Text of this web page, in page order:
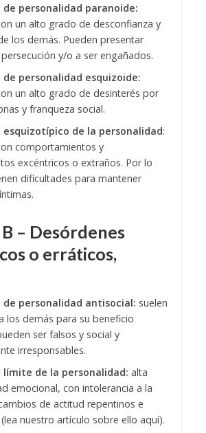
personalidad paranoide:
un alto grado de desconfianza y
los demás. Pueden presentar
y/o a ser engañados.
personalidad esquizoide:
un alto grado de desinterés por
y franqueza social.
de la personalidad:
comportamientos y
excéntricos o extraños. Por lo
dificultades para mantener
– Desórdenes
o erráticos,
personalidad antisocial: suelen
los demás para su beneficio
ser falsos y social y
irresponsables.
límite de la personalidad: alta
emocional, con intolerancia a la
de actitud repentinos e
nuestro artículo sobre ello aquí).